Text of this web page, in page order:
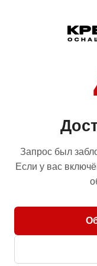
Запрос был
Если у вас